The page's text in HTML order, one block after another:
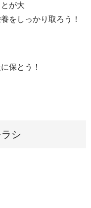
が大
っかり取ろう！
】
丈夫に保とう！
シ